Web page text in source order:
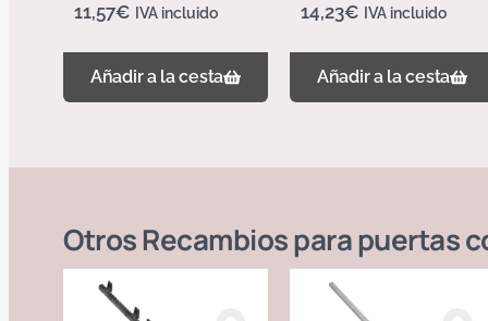
11,57€ IVA incluido
Añadir a la cesta
14,23€ IVA incluido
Añadir a la cesta
OtrosRecambios para puertas